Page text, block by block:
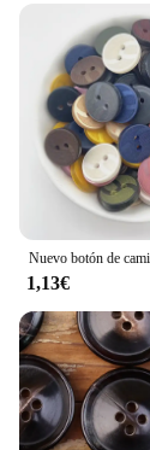
1,13€